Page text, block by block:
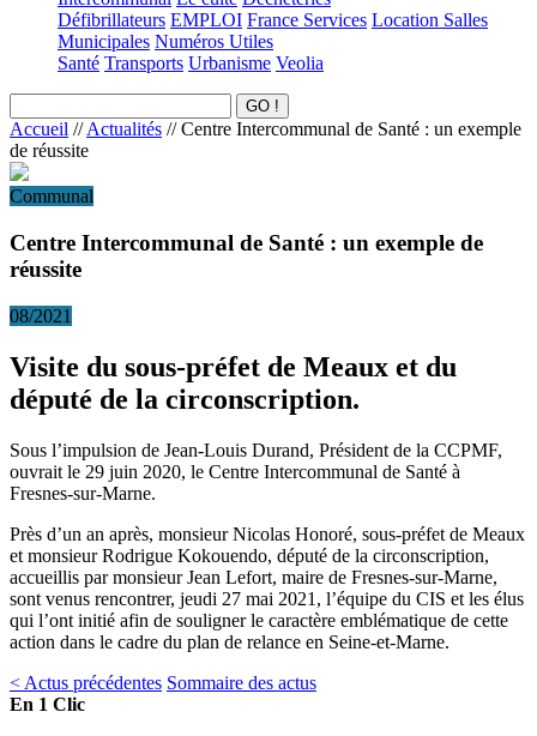
Défibrillateurs EMPLOI France Services Location Salles
Municipales Numéros Utiles
Santé Transports Urbanisme Veolia
Accueil //Actualités // Centre Intercommunal de Santé : un exemple
de réussite
Communal
Centre Intercommunal de Santé : un exemple de
réussite
08/2021
Visite du sous-préfet de Meaux et du
député de la circonscription.
Sous l’impulsion de Jean-Louis Durand, Président de la CCPMF,
ouvrait le 29 juin 2020, le Centre Intercommunal de Santé à
Fresnes-sur-Marne.
Près d’un an après, monsieur Nicolas Honoré, sous-préfet de Meaux
et monsieur Rodrigue Kokouendo, député de la circonscription,
accueillis par monsieur Jean Lefort, maire de Fresnes-sur-Marne,
sont venus rencontrer, jeudi 27 mai 2021, l’équipe du CIS et les élus
qui l’ont initié afin de souligner le caractère emblématique de cette
action dans le cadre du plan de relance en Seine-et-Marne.
< Actus précédentes Sommaire des actus
En 1 Clic